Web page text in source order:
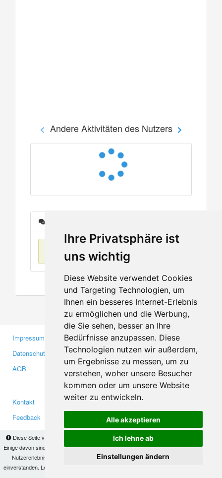
Ihre Privatsphäre ist
uns wichtig
Diese Website verwendet Cookies
und Targeting Technologien, um
Ihnen ein besseres Internet-Erlebnis
zu ermöglichen und die Werbung,
die Sie sehen, besser an Ihre
Bedürfnisse anzupassen. Diese
Technologien nutzen wir außerdem,
um Ergebnisse zu messen, um zu
verstehen, woher unsere Besucher
kommen oder um unsere Website
weiter zu entwickeln.
Alle akzeptieren
Ich lehne ab
Einstellungen ändern
Diese Seite verwendet Cookies, um Informationen auf Ihrem Computer zu speichern.
Einige davon sind notwendig, damit unsere Seite funktioniert, andere helfen uns dabei, das
Nutzererlebnis zu verbessern. Mit der Nutzung dieser Seite erklären Sie sich damit
einverstanden. Lesen Sie unsere
Andere Aktivitäten des Nutzers
Keine Einträge
Impressum
Datenschutzerklärung
AGB
Gewerbetreibende
Investoren
Medien
Kontakt
Feedback
Facebook
Twitter
YouTube
Google+